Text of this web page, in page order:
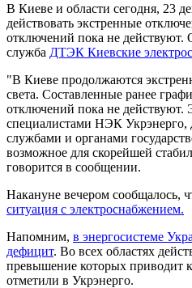
В Киеве и области сегодня, 23
действовать экстренные
отключений пока не действуют.
служба ДТЭК Киевские
"В Киеве продолжаются
света. Составленные ранее
отключений пока не
специалистами НЭК Укрэнерго,
службами и органами
возможное для скорейшей
говорится в сообщении.
Накануне вечером сообщалось,
ситуация с электроснабжением.
Напомним, в энергосистеме
дефицит. Во всех областях
превышение которых приводит
отметили в Укрэнерго.